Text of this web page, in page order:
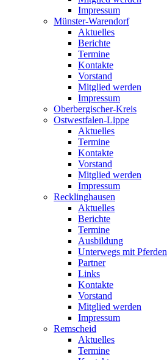
Impressum
Münster-Warendorf
Aktuelles
Berichte
Termine
Kontakte
Vorstand
Mitglied werden
Impressum
Oberbergischer-Kreis
Ostwestfalen-Lippe
Aktuelles
Termine
Kontakte
Vorstand
Mitglied werden
Impressum
Recklinghausen
Aktuelles
Berichte
Termine
Ausbildung
Unterwegs mit Pferden
Partner
Links
Kontakte
Vorstand
Mitglied werden
Impressum
Remscheid
Aktuelles
Termine